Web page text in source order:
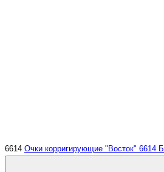
6614 Очки корригирующие "Восток" 6614 Б